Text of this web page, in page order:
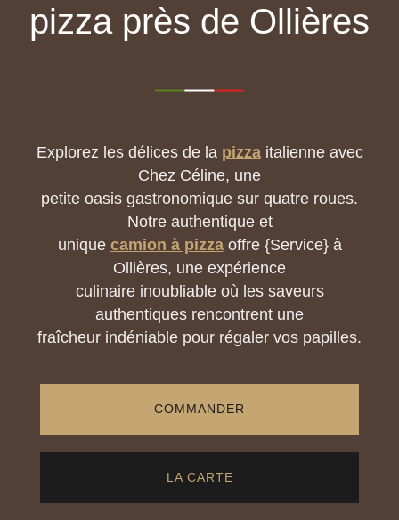
pizza près de Ollières
Explorez les délices de la pizzaitalienne avec
Chez Céline, une
petite oasis gastronomique sur quatre roues.
Notre authentique et
unique camion à pizzaoffre {Service} à
Ollières, une expérience
culinaire inoubliable où les saveurs
authentiques rencontrent une
fraîcheur indéniable pour régaler vos papilles.
COMMANDER
LA CARTE